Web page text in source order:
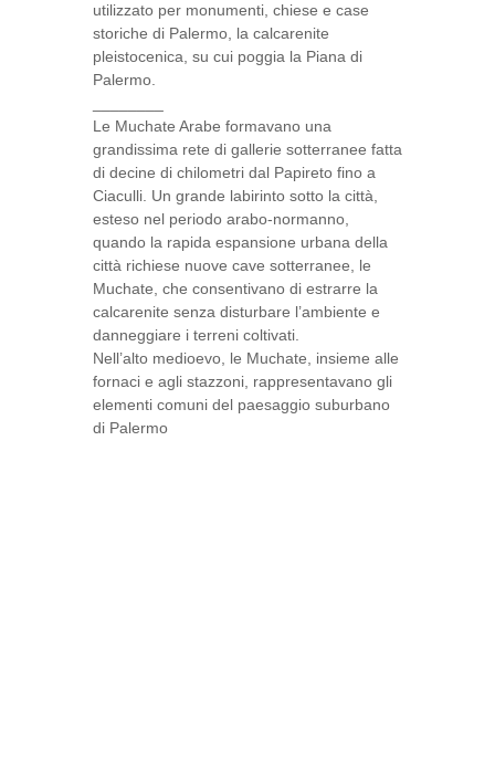
utilizzato per monumenti, chiese e case
storiche di Palermo, la calcarenite
pleistocenica, su cui poggia la Piana di
Palermo.
Le Muchate Arabe formavano una
grandissima rete di gallerie sotterranee fatta
di decine di chilometri dal Papireto fino a
Ciaculli. Un grande labirinto sotto la città,
esteso nel periodo arabo-normanno,
quando la rapida espansione urbana della
città richiese nuove cave sotterranee, le
Muchate, che consentivano di estrarre la
calcarenite senza disturbare l’ambiente e
danneggiare i terreni coltivati.
Nell’alto medioevo, le Muchate, insieme alle
fornaci e agli stazzoni, rappresentavano gli
elementi comuni del paesaggio suburbano
di Palermo